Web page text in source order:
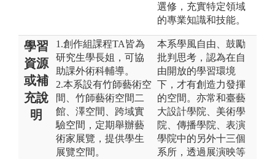
選修，充實特定領域
的專業知識和技能。
學習
資源
或補
充說
明
1.創作組課程TA皆為
研究生學長姐，可協
助課外術科輔導。
2.本系設有竹師藝術空
間、竹師藝術空間二
館、澤空間、跨域實
驗空間，定期舉辦藝
術家展覽，提供學生
展覽空間。
本系學風自由、鼓勵
批判思考，認為在自
由開放的學習環境
下，才有創造力發揮
的空間。亦常和臺藝
大設計學院、美術學
院、傳播學院、表演
學院中的另外十三個
系所，透過展演映等